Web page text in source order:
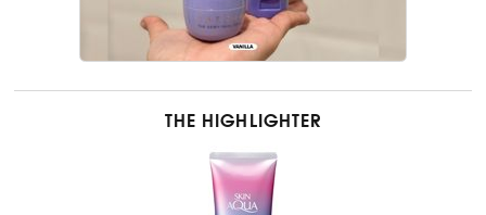
THE HIGHLIGHTER